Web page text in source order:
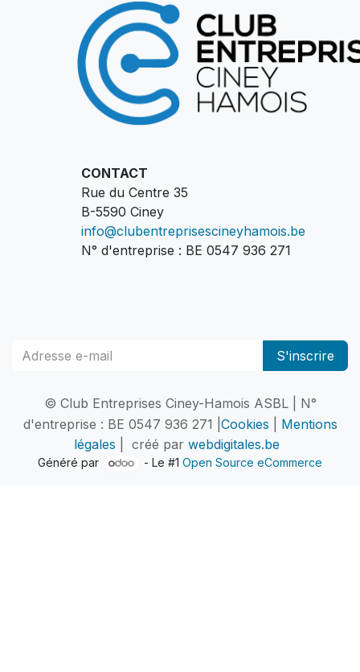
CONTACT
Rue du Centre 35
B-5590 Ciney
info@clubentreprisescineyhamois.be
N° d'entreprise : BE 0547 936 271
S'inscrire
© Club Entreprises Ciney-Hamois ASBL | N°
d'entreprise : BE 0547 936 271 | Cookies
Mentions
légales | créé par webdigitales.be
Généré par - Le #1Open Source eCommerce